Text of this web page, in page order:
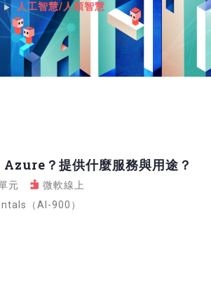
人工智慧/人類智慧
Azure？提供什麼服務與用途？
元
微軟線上
（AI-900）